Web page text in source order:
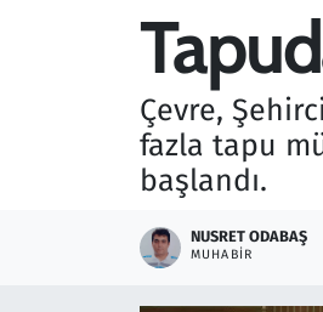
Çevre,
fazla tapu
başlandı.
NUSRET ODABAŞ
MUHABIR
Savunma Sanayi
Seçim 2023